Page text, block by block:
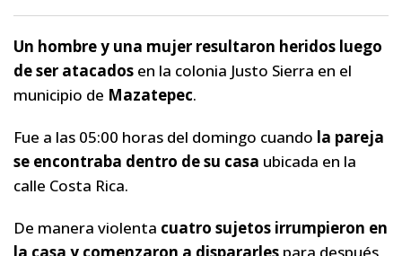
Un hombre y una mujer resultaron heridos luego
de ser atacados en la colonia Justo Sierra en el
municipio de Mazatepec.
Fue a las 05:00 horas del domingo cuando la pareja
se encontraba dentro de su casa ubicada en la
calle Costa Rica.
De manera violenta cuatro sujetos irrumpieron en
la casa y comenzaron a dispararles para después